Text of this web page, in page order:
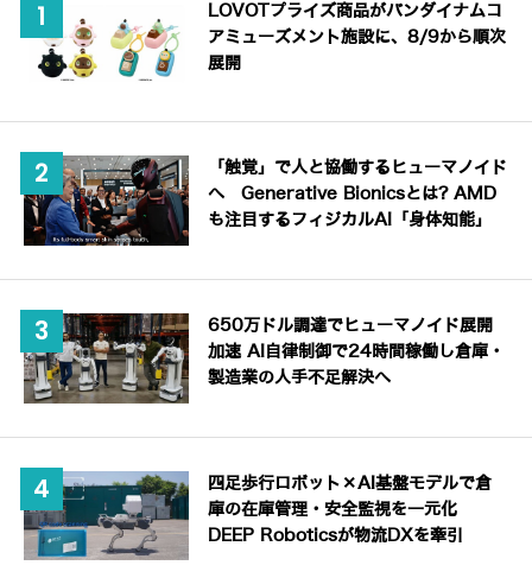
LOVOTプライズ商品がバンダイナムコ
アミューズメント施設に、8/9から順次
展開
「触覚」で人と協働するヒューマノイド
へ Generative Bionicsとは? AMD
も注目するフィジカルAI「身体知能」
650万ドル調達でヒューマノイド展開
加速 AI自律制御で24時間稼働し倉庫・
製造業の人手不足解決へ
四足歩行ロボット×AI基盤モデルで倉
庫の在庫管理・安全監視を一元化
DEEP Roboticsが物流DXを牽引